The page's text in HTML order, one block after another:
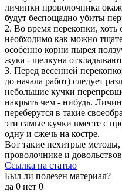
личинки проволочника
будут беспощадно убиты
2. Во время перекопки, хоть
необходимо как можно
особенно корни пырея
жука - щелкуна
3. Перед весенней
до начала работ) следует
небольшие кучки
накрыть чем - нибудь.
переберутся в такие
эти самые кучки вместе с
одну и сжечь на костре.
Вот такие нехитрые
проволочнике и
Ссылка на статью
Был ли полезен материал?
да 0 нет 0